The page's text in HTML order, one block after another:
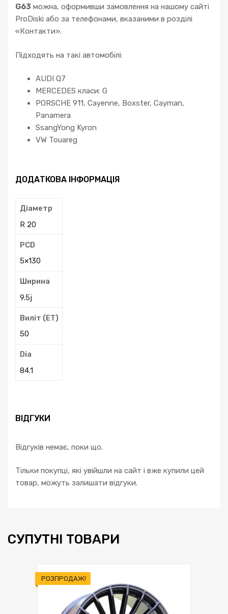
G63 можна, оформивши замовлення на нашому сайті
ProDiski або за телефонами, вказаними в розділі
«Контакти».
Підходять на такі автомобілі:
AUDI Q7
MERCEDES класи: G
PORSCHE 911, Cayenne, Boxster, Cayman,
Panamera
SsangYong Kyron
VW Touareg
ДОДАТКОВА ІНФОРМАЦІЯ
Діаметр
R 20
PCD
5×130
Ширина
9.5j
Виліт (ЕТ)
50
Dia
84.1
ВІДГУКИ
Відгуків немає, поки що.
Тільки покупці, які увійшли на сайт і вже купили цей
товар, можуть залишати відгуки.
СУПУТНІ ТОВАРИ
РОЗПРОДАЖ!